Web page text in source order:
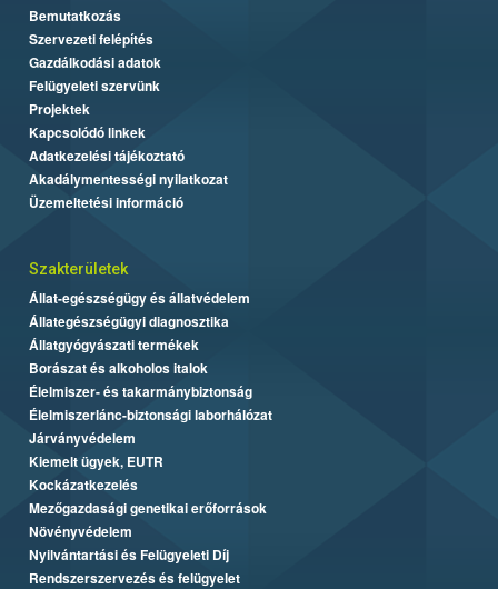
Bemutatkozás
Szervezeti felépítés
Gazdálkodási adatok
Felügyeleti szervünk
Projektek
Kapcsolódó linkek
Adatkezelési tájékoztató
Akadálymentességi nyilatkozat
Üzemeltetési információ
Szakterületek
Állat-egészségügy és állatvédelem
Állategészségügyi diagnosztika
Állatgyógyászati termékek
Borászat és alkoholos italok
Élelmiszer- és takarmánybiztonság
Élelmiszerlánc-biztonsági laborhálózat
Járványvédelem
Kiemelt ügyek, EUTR
Kockázatkezelés
Mezőgazdasági genetikai erőforrások
Növényvédelem
Nyilvántartási és Felügyeleti Díj
Rendszerszervezés és felügyelet